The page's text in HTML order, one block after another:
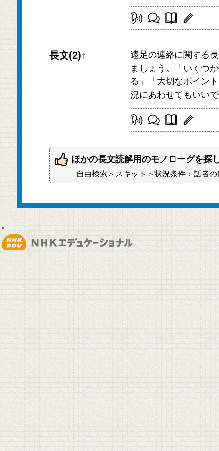
長文(2)↑
遠足の連絡に関する
ましょう。「いくつ
る」「大切なポイン
況にあわせてもいい
ほかの長文読解用のモノローグを探
自由検索＞スキット＞状況条件：話者